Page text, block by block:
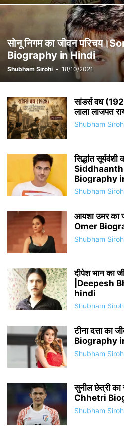
सोनू निगम का जीवन
Biography in Hindi
Shubham Sirohi - 18/10/2021
सांडर्स वध
लाला लाजपत
Shubham
सिद्धांत
Biography
Shubham
आयशा उमर का
Omer
Shubham
दीपेश भान का
|Deepesh
hindi
Shubham
टीना दत्ता का
Biography
Shubham
सुनील छेत्री
Chhetri
Shubham